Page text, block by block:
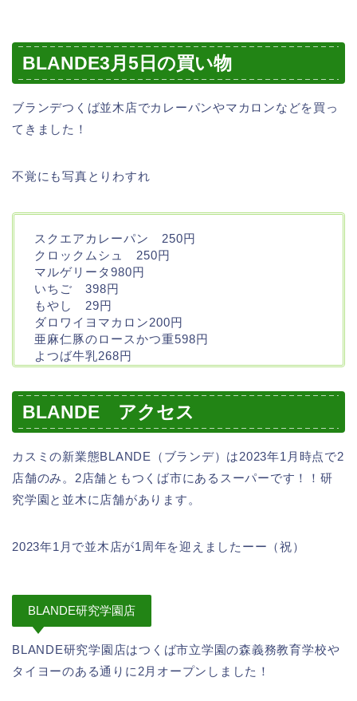
BLANDE3月5日の買い物
ブランデつくば並木店でカレーパンやマカロンなどを買っ
てきました！
不覚にも写真とりわすれ
スクエアカレーパン 250円
クロックムシュ 250円
マルゲリータ980円
いちご 398円
もやし 29円
ダロワイヨマカロン200円
亜麻仁豚のロースかつ重598円
よつば牛乳268円
BLANDE アクセス
カスミの新業態BLANDE（ブランデ）は2023年1月時点で2
店舗のみ。2店舗ともつくば市にあるスーパーです！！研
究学園と並木に店舗があります。
2023年1月で並木店が1周年を迎えましたーー（祝）
BLANDE研究学園店
BLANDE研究学園店はつくば市立学園の森義務教育学校や
タイヨーのある通りに2月オープンしました！